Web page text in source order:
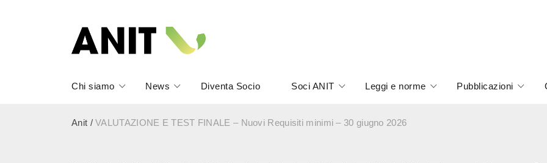
Chi siamo News Diventa Socio Soci ANIT Leggi e norme Pubblicazioni
Anit /VALUTAZIONE E TEST FINALE – Nuovi Requisiti minimi – 30 giugno 2026